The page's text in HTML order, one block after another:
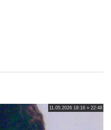
11.05.2026 18:16 » 22:48